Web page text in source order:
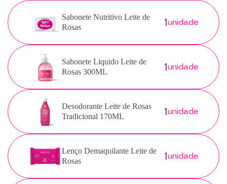
Sabonete Nutritivo Leite de
Rosas
1unidade
Sabonete Liquido Leite de
Rosas 300ML
1unidade
Desodorante Leite de Rosas
Tradicional 170ML
1unidade
Lenço Demaquilante Leite de
Rosas
1unidade